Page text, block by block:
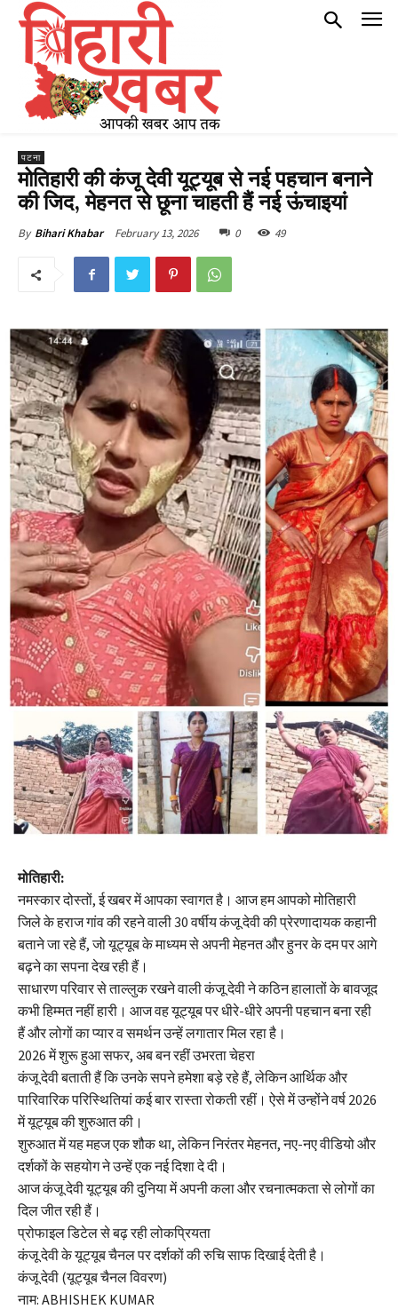
पटना
मोतिहारी की कंजू देवी यूट्यूब से नई पहचान बनाने
की जिद, मेहनत से छूना चाहती हैं नई ऊंचाइयां
By Bihari Khabar February 13, 2026 0 49
मोतिहारी:
नमस्कार दोस्तों, ई खबर में आपका स्वागत है। आज हम आपको मोतिहारी
जिले के हराज गांव की रहने वाली 30 वर्षीय कंजू देवी की प्रेरणादायक कहानी
बताने जा रहे हैं, जो यूट्यूब के माध्यम से अपनी मेहनत और हुनर के दम पर आगे
बढ़ने का सपना देख रही हैं।
साधारण परिवार से ताल्लुक रखने वाली कंजू देवी ने कठिन हालातों के बावजूद
कभी हिम्मत नहीं हारी। आज वह यूट्यूब पर धीरे-धीरे अपनी पहचान बना रही
हैं और लोगों का प्यार व समर्थन उन्हें लगातार मिल रहा है।
2026 में शुरू हुआ सफर, अब बन रहीं उभरता चेहरा
कंजू देवी बताती हैं कि उनके सपने हमेशा बड़े रहे हैं, लेकिन आर्थिक और
पारिवारिक परिस्थितियां कई बार रास्ता रोकती रहीं। ऐसे में उन्होंने वर्ष 2026
में यूट्यूब की शुरुआत की।
शुरुआत में यह महज एक शौक था, लेकिन निरंतर मेहनत, नए-नए वीडियो और
दर्शकों के सहयोग ने उन्हें एक नई दिशा दे दी।
आज कंजू देवी यूट्यूब की दुनिया में अपनी कला और रचनात्मकता से लोगों का
दिल जीत रही हैं।
प्रोफाइल डिटेल से बढ़ रही लोकप्रियता
कंजू देवी के यूट्यूब चैनल पर दर्शकों की रुचि साफ दिखाई देती है।
कंजू देवी (यूट्यूब चैनल विवरण)
नाम: ABHISHEK KUMAR